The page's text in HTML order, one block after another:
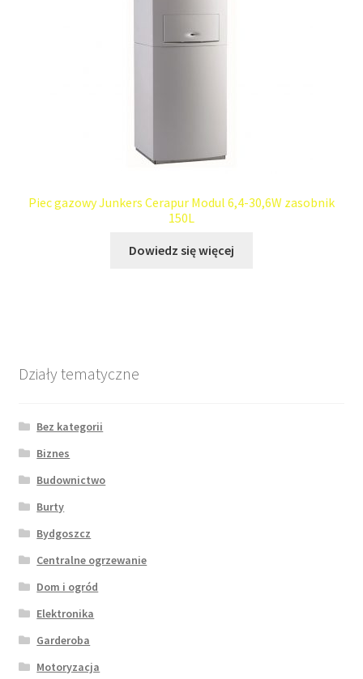
Piec gazowy Junkers Cerapur Modul 6,4-30,6W zasobnik
150L
Dowiedz się więcej
Działy tematyczne
Bez kategorii
Biznes
Budownictwo
Burty
Bydgoszcz
Centralne ogrzewanie
Dom i ogród
Elektronika
Garderoba
Motoryzacja